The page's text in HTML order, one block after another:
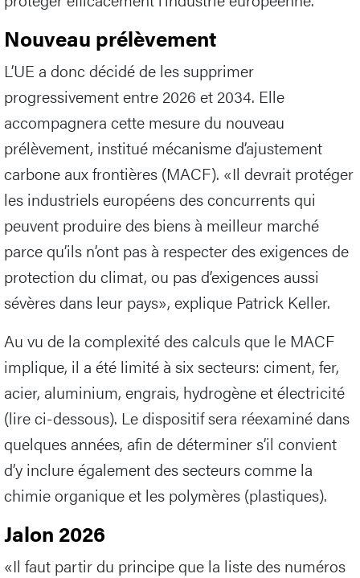
Nouveau prélèvement
L’UE a donc décidé de les supprimer
progressivement entre 2026 et 2034. Elle
accompagnera cette mesure du nouveau
prélèvement, institué mécanisme d’ajustement
carbone aux frontières (MACF). «Il devrait protéger
les industriels européens des concurrents qui
peuvent produire des biens à meilleur marché
parce qu’ils n’ont pas à respecter des exigences de
protection du climat, ou pas d’exigences aussi
sévères dans leur pays», explique Patrick Keller.
Au vu de la complexité des calculs que le MACF
implique, il a été limité à six secteurs: ciment, fer,
acier, aluminium, engrais, hydrogène et électricité
(lire ci-dessous). Le dispositif sera réexaminé dans
quelques années, afin de déterminer s’il convient
d’y inclure également des secteurs comme la
chimie organique et les polymères (plastiques).
Jalon 2026
«Il faut partir du principe que la liste des numéros